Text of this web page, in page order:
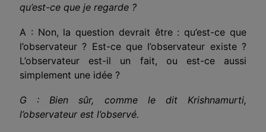
qu’est-ce que je regarde ?
A : Non, la question devrait être : qu’est-ce que
l’observateur ? Est-ce que l’observateur existe ?
L’observateur est-il un fait, ou est-ce aussi
simplement une idée ?
G : Bien sûr, comme le dit Krishnamurti,
l’observateur est l’observé.